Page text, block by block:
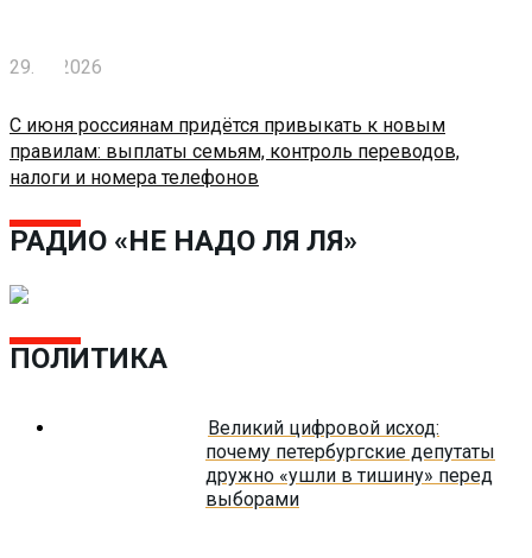
29.05.2026
С июня россиянам придётся привыкать к новым
правилам: выплаты семьям, контроль переводов,
налоги и номера телефонов
РАДИО «НЕ НАДО ЛЯ ЛЯ»
ПОЛИТИКА
Великий цифровой исход:
почему петербургские депутаты
дружно «ушли в тишину» перед
выборами